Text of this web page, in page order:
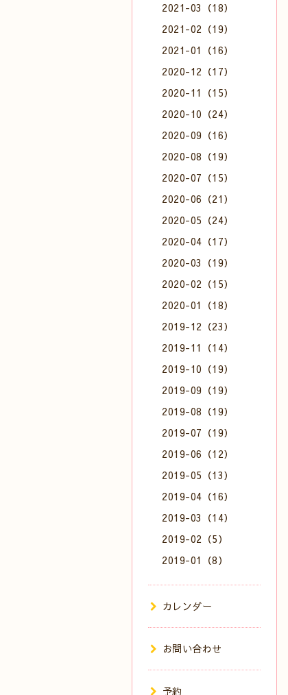
2021-03（18）
2021-02（19）
2021-01（16）
2020-12（17）
2020-11（15）
2020-10（24）
2020-09（16）
2020-08（19）
2020-07（15）
2020-06（21）
2020-05（24）
2020-04（17）
2020-03（19）
2020-02（15）
2020-01（18）
2019-12（23）
2019-11（14）
2019-10（19）
2019-09（19）
2019-08（19）
2019-07（19）
2019-06（12）
2019-05（13）
2019-04（16）
2019-03（14）
2019-02（5）
2019-01（8）
カレンダー
お問い合わせ
予約